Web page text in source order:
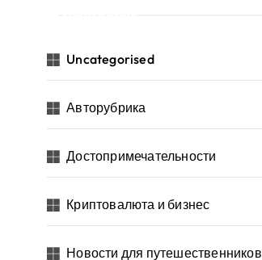
Uncategorised
Авторубрика
Достопримечательности
Криптовалюта и бизнес
Новости для путешественников